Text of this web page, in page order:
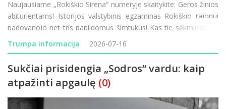
Naujausiame „Rokiškio Sirena“ numeryje skaitykite: Geros žinios
abiturientams! Istorijos valstybinis egzaminas Rokiškio rajonui
padovanojo net tris papildomus šimtukus! Kas tie sėkmingieji ir
kaip sekėsi kitiems mūsų krašto moksleiviams? Mados
naujienos mi
Trumpa informacija 2026-07-16
Sukčiai prisidengia „Sodros“ vardu: kaip
atpažinti apgaulę (0)